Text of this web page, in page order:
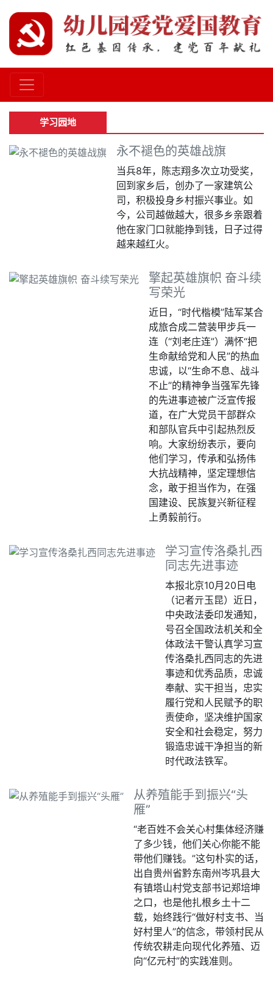
学习园地
永不褪色的英雄战旗
当兵8年，陈志翔多次立功受奖，
回到家乡后，创办了一家建筑公
司，积极投身乡村振兴事业。如
今，公司越做越大，很多乡亲跟着
他在家门口就能挣到钱，日子过得
越来越红火。
擎起英雄旗帜 奋斗续
写荣光
近日，“时代楷模”陆军某合
成旅合成二营装甲步兵一
连（“刘老庄连”）满怀“把
生命献给党和人民”的热血
忠诚，以“生命不息、战斗
不止”的精神争当强军先锋
的先进事迹被广泛宣传报
道，在广大党员干部群众
和部队官兵中引起热烈反
响。大家纷纷表示，要向
他们学习，传承和弘扬伟
大抗战精神，坚定理想信
念，敢于担当作为，在强
国建设、民族复兴新征程
上勇毅前行。
学习宣传洛桑扎西
同志先进事迹
本报北京10月20日电
（记者亓玉昆）近日，
中央政法委印发通知，
号召全国政法机关和全
体政法干警认真学习宣
传洛桑扎西同志的先进
事迹和优秀品质，忠诚
奉献、实干担当，忠实
履行党和人民赋予的职
责使命，坚决维护国家
安全和社会稳定，努力
锻造忠诚干净担当的新
时代政法铁军。
从养殖能手到振兴“头
雁”
“老百姓不会关心村集体经济赚
了多少钱，他们关心你能不能
带他们赚钱。”这句朴实的话，
出自贵州省黔东南州岑巩县大
有镇塔山村党支部书记郑培坤
之口，也是他扎根乡土十二
载，始终践行“做好村支书、当
好村里人”的信念，带领村民从
传统农耕走向现代化养殖、迈
向“亿元村”的实践准则。